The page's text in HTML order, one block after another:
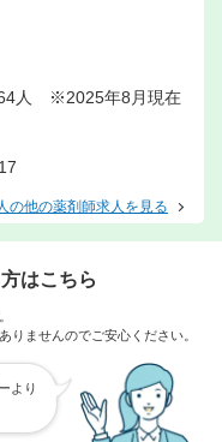
64人 ※2025年8月現在
の他の薬剤師求人を見る
はこちら
りませんのでご安心ください。
より